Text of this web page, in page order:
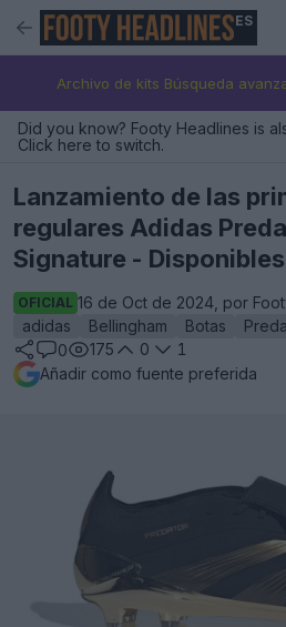
ES
Archivo de kits Búsqueda
Did you know? Footy Headlines is
Click here to switch.
Lanzamiento de las
regulares Adidas
Signature -
OFICIAL 16 de Oct de 2024, por
adidas
Bellingham Botas
0
175 0
1
Añadir como fuente preferida